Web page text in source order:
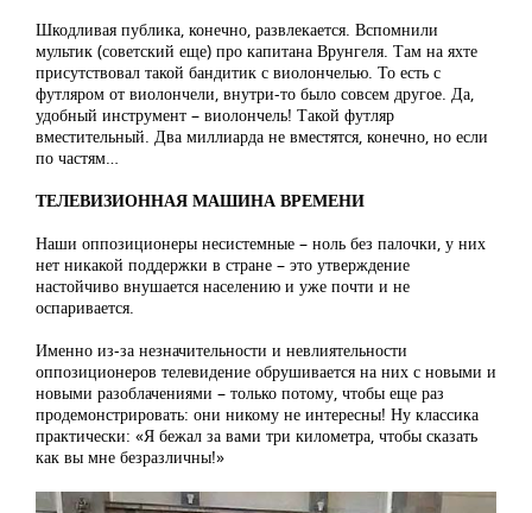
Шкодливая публика, конечно, развлекается. Вспомнили
мультик (советский еще) про капитана Врунгеля. Там на яхте
присутствовал такой бандитик с виолончелью. То есть с
футляром от виолончели, внутри-то было совсем другое. Да,
удобный инструмент – виолончель! Такой футляр
вместительный. Два миллиарда не вместятся, конечно, но если
по частям…
ТЕЛЕВИЗИОННАЯ МАШИНА ВРЕМЕНИ
Наши оппозиционеры несистемные – ноль без палочки, у них
нет никакой поддержки в стране – это утверждение
настойчиво внушается населению и уже почти и не
оспаривается.
Именно из-за незначительности и невлиятельности
оппозиционеров телевидение обрушивается на них с новыми и
новыми разоблачениями – только потому, чтобы еще раз
продемонстрировать: они никому не интересны! Ну классика
практически: «Я бежал за вами три километра, чтобы сказать
как вы мне безразличны!»